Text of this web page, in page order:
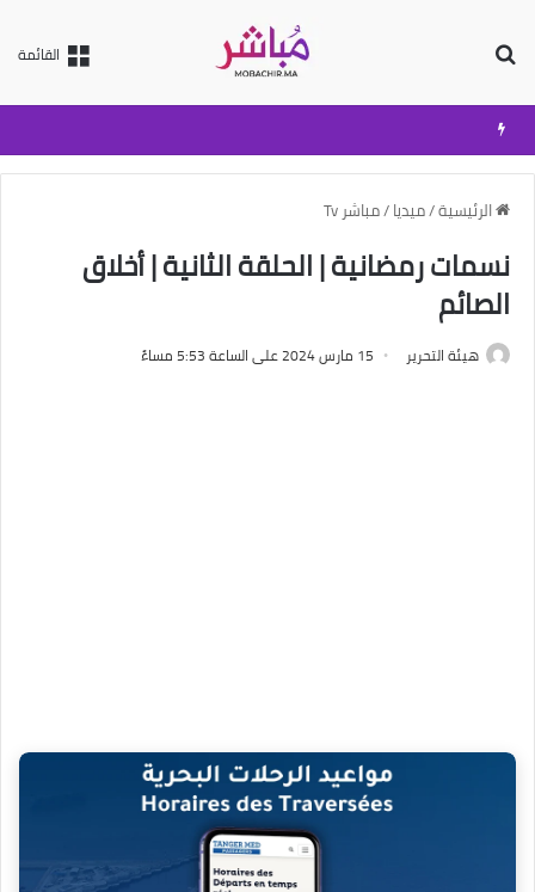
القائمة
الرئيسية/ميديا/مباشر Tv
نسمات رمضانية | الحلقة الثانية | أخلاق
الصائم
هيئة التحرير 15 مارس 2024 على الساعة 5:53 مساءً